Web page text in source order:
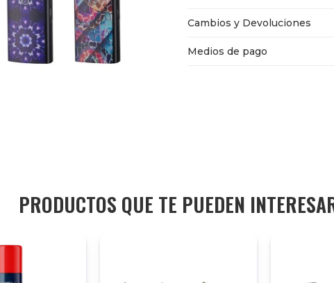
Cambios y Devoluciones
Medios de pago
PRODUCTOS QUE TE PUEDEN